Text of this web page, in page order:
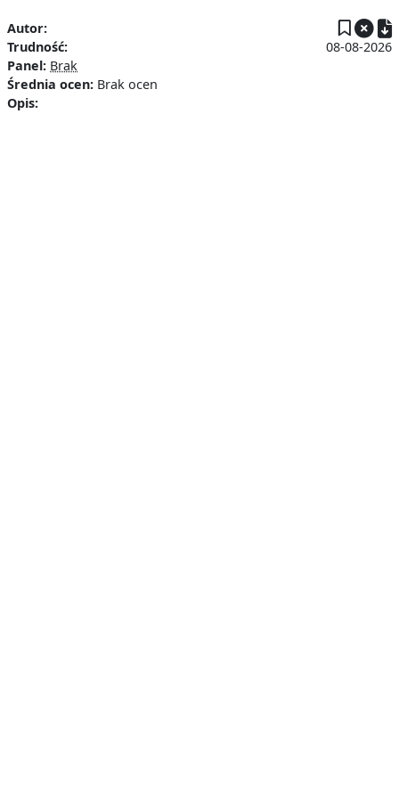
Autor:
Trudność:
Panel: Brak
Średnia ocen: Brak ocen
08-08-2026
Opis: